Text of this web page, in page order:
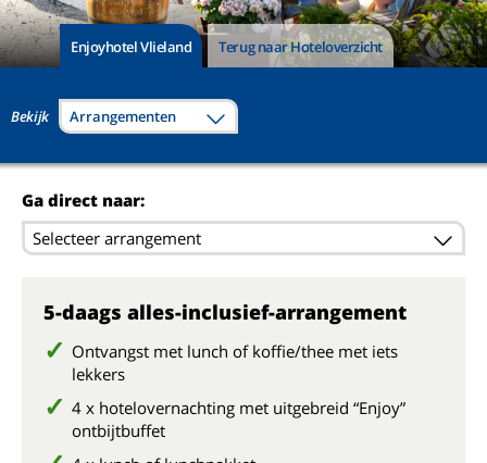
Enjoyhotel Vlieland Terug naar Hoteloverzicht
Bekijk Arrangementen
Ga direct naar:
Selecteer arrangement
5-daags alles-inclusief-arrangement
Ontvangst met lunch of koffie/thee met iets
lekkers
4 x hotelovernachting met uitgebreid “Enjoy”
ontbijtbuffet